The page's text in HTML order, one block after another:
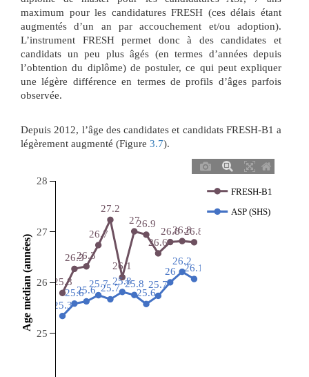
maximum pour les candidatures FRESH (ces délais étant
augmentés d’un an par accouchement et/ou adoption).
L’instrument FRESH permet donc à des candidates et
candidats un peu plus âgés (en termes d’années depuis
l’obtention du diplôme) de postuler, ce qui peut expliquer
une légère différence en termes de profils d’âges parfois
observée.
Depuis 2012, l’âge des candidates et candidats FRESH-B1 a
légèrement augmenté (Figure 3.7).
25.8
26.326.3
26.7
27.2
26.1
2726.9
26.6
26.826.826.8
25.3
25.625.6
25.725.7
25.825.8
25.6
25.7
26
26.2
26.1
25
26
27
28
FRESH-B1
ASP (SHS)
Age médian (années)